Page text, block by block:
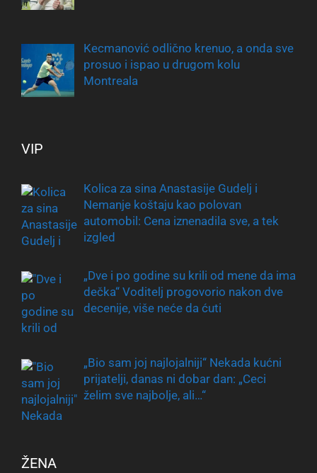
Kecmanović odlično krenuo, a onda sve
prosuo i ispao u drugom kolu
Montreala
VIP
Kolica za sina Anastasije Gudelj i
Nemanje koštaju kao polovan
automobil: Cena iznenadila sve, a tek
izgled
„Dve i po godine su krili od mene da ima
dečka“ Voditelj progovorio nakon dve
decenije, više neće da ćuti
„Bio sam joj najlojalniji“ Nekada kućni
prijatelji, danas ni dobar dan: „Ceci
želim sve najbolje, ali…“
ŽENA